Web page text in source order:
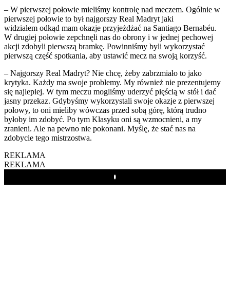
– W pierwszej połowie mieliśmy kontrolę nad meczem. Ogólnie w
pierwszej połowie to był najgorszy Real Madryt jaki
widziałem odkąd mam okazje przyjeżdżać na Santiago Bernabéu.
W drugiej połowie zepchnęli nas do obrony i w jednej pechowej
akcji zdobyli pierwszą bramkę. Powinniśmy byli wykorzystać
pierwszą część spotkania, aby ustawić mecz na swoją korzyść.
– Najgorszy Real Madryt? Nie chcę, żeby zabrzmiało to jako
krytyka. Każdy ma swoje problemy. My również nie prezentujemy
się najlepiej. W tym meczu mogliśmy uderzyć pięścią w stół i dać
jasny przekaz. Gdybyśmy wykorzystali swoje okazje z pierwszej
połowy, to oni mieliby wówczas przed sobą górę, którą trudno
byłoby im zdobyć. Po tym Klasyku oni są wzmocnieni, a my
zranieni. Ale na pewno nie pokonani. Myślę, że stać nas na
zdobycie tego mistrzostwa.
REKLAMA
REKLAMA
Play